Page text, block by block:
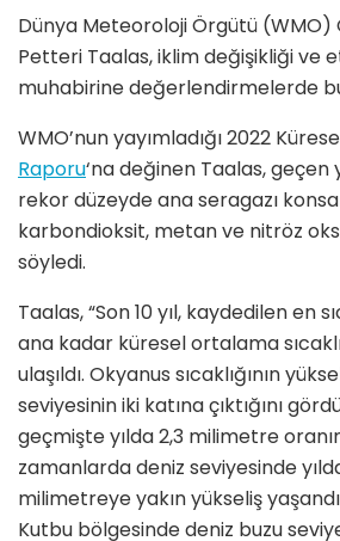
Dünya Meteoroloji Örgütü (WMO)
Petteri Taalas, iklim değişikliği ve
muhabirine değerlendirmelerde
WMO’nun yayımladığı 2022
Raporu‘na değinen Taalas, geçen
rekor düzeyde ana seragazı
karbondioksit, metan ve nitröz
söyledi.
Taalas, “Son 10 yıl, kaydedilen en
ana kadar küresel ortalama
ulaşıldı. Okyanus sıcaklığının
seviyesinin iki katına çıktığını
geçmişte yılda 2,3 milimetre
zamanlarda deniz seviyesinde
milimetreye yakın yükseliş
Kutbu bölgesinde deniz buzu